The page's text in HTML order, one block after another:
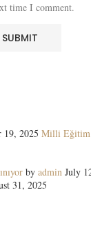
time I comment.
19, 2025 Milli Eğitim
by admin July
31, 2025